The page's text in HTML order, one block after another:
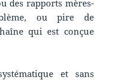
des rapports mères-
ou pire de
qui est conçue
et sans